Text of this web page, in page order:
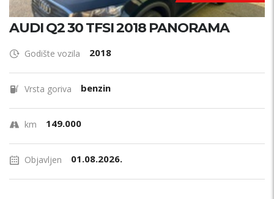
AUDI Q2 30 TFSI 2018 PANORAMA
Godište vozila 2018
Vrsta goriva benzin
km 149.000
Objavljen 01.08.2026.